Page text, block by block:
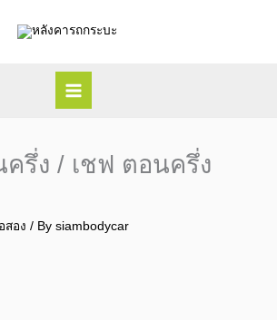
รึ่ง / เชฟ ตอนครึ่ง
สอง / By siambodycar